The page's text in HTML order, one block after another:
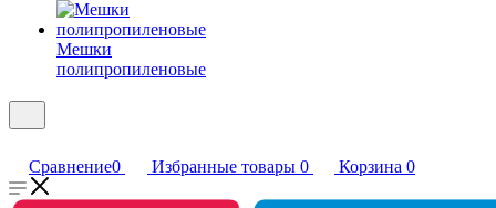
Мешки
полипропиленовые
Сравнение0 Избранные товары 0 Корзина 0